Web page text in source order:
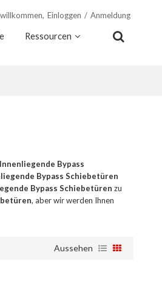
willkommen, Einloggen / Anmeldung
Ressourcen
Innenliegende Bypass
Bypass Schiebetüren
Bypass Schiebetüren zu
, aber wir werden Ihnen
Aussehen